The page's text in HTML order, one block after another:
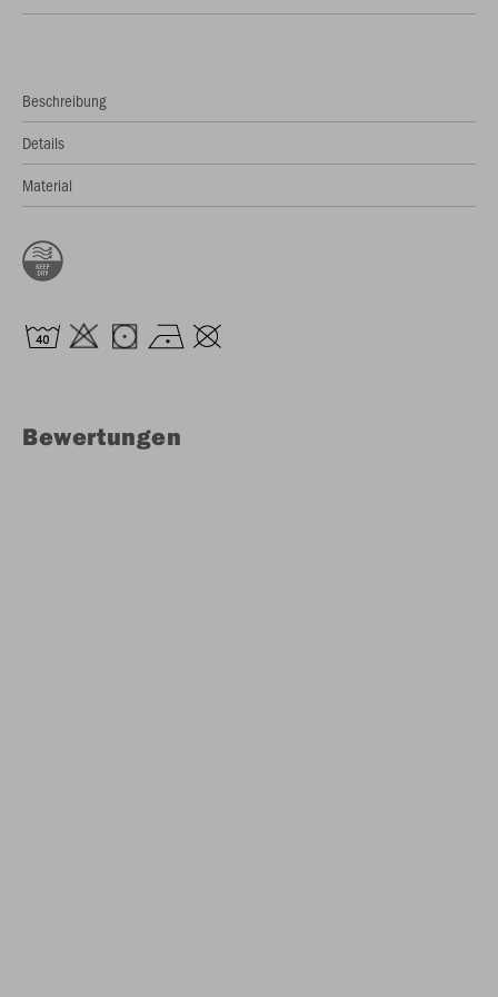
Beschreibung
Details
Material
Bewertungen